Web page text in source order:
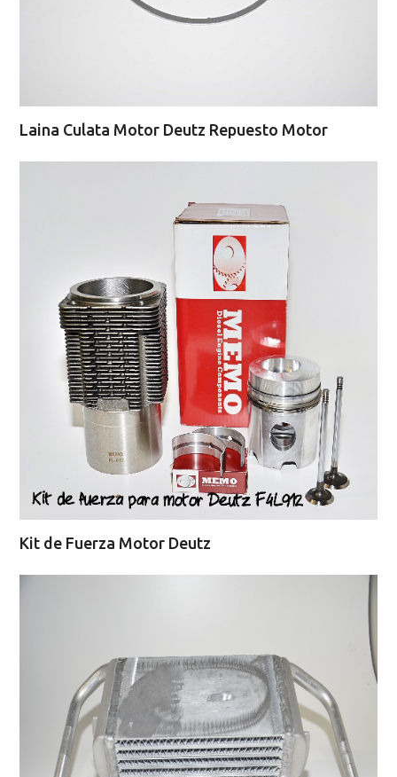
Laina Culata Motor Deutz Repuesto Motor
Kit de Fuerza Motor Deutz